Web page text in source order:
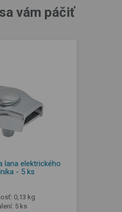
vám páčiť
lana elektrického
- 5 ks
0,13 kg
5 ks